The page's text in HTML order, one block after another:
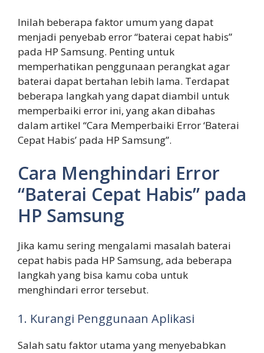
Inilah beberapa faktor umum yang dapat
menjadi penyebab error “baterai cepat habis”
pada HP Samsung. Penting untuk
memperhatikan penggunaan perangkat agar
baterai dapat bertahan lebih lama. Terdapat
beberapa langkah yang dapat diambil untuk
memperbaiki error ini, yang akan dibahas
dalam artikel “Cara Memperbaiki Error ‘Baterai
Cepat Habis’ pada HP Samsung”.
Cara Menghindari Error
“Baterai Cepat Habis” pada
HP Samsung
Jika kamu sering mengalami masalah baterai
cepat habis pada HP Samsung, ada beberapa
langkah yang bisa kamu coba untuk
menghindari error tersebut.
1. Kurangi Penggunaan Aplikasi
Salah satu faktor utama yang menyebabkan